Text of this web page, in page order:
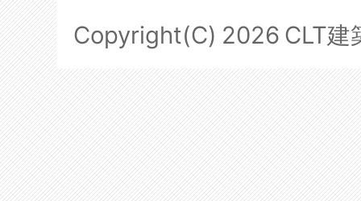
Copyright(C) 2026 CLT建